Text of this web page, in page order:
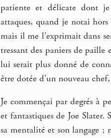
patiente et délicate dont
attaques, quand je notai
mais il me l’exprimait dans
tressant des paniers de paille
lui serait plus donné de
être dotée d’un nouveau
Je commençai par degrés à
et fantastiques de Joe
sa mentalité et son langage ;